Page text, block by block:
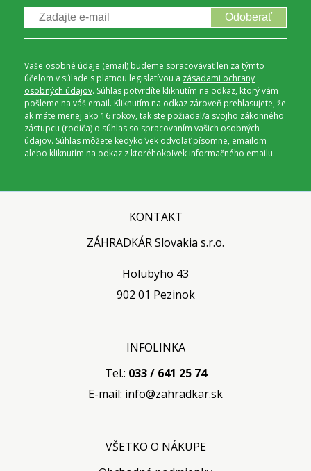
Odoberať
Vaše osobné údaje (email) budeme spracovávať len za týmto
účelom v súlade s platnou legislatívou a zásadami ochrany
osobných údajov. Súhlas potvrdíte kliknutím na odkaz, ktorý vám
pošleme na váš email. Kliknutím na odkaz zároveň prehlasujete, že
ak máte menej ako 16 rokov, tak ste požiadal/a svojho zákonného
zástupcu (rodiča) o súhlas so spracovaním vašich osobných
údajov. Súhlas môžete kedykoľvek odvolať písomne, emailom
alebo kliknutím na odkaz z ktoréhokoľvek informačného emailu.
KONTAKT
ZÁHRADKÁR Slovakia s.r.o.
Holubyho 43
902 01 Pezinok
INFOLINKA
Tel.: 033 / 641 25 74
E-mail: info@zahradkar.sk
VŠETKO O NÁKUPE